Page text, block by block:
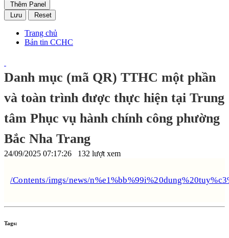
Thêm Panel
Lưu
Reset
Trang chủ
Bản tin CCHC
Danh mục (mã QR) TTHC một phần
và toàn trình được thực hiện tại Trung
tâm Phục vụ hành chính công phường
Bắc Nha Trang
24/09/2025 07:17:26 132 lượt xem
/Contents/imgs/news/
Tags: